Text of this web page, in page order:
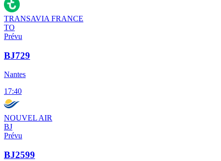
TRANSAVIA FRANCE
TO
Prévu
BJ729
Nantes
17:40
NOUVEL AIR
BJ
Prévu
BJ2599